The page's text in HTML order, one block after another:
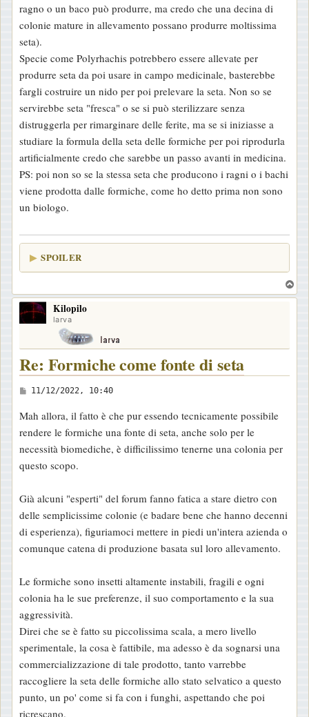
ragno o un baco può produrre, ma credo che una decina di
colonie mature in allevamento possano produrre moltissima
seta).
Specie come Polyrhachis potrebbero essere allevate per
produrre seta da poi usare in campo medicinale, basterebbe
fargli costruire un nido per poi prelevare la seta. Non so se
servirebbe seta "fresca" o se si può sterilizzare senza
distruggerla per rimarginare delle ferite, ma se si iniziasse a
studiare la formula della seta delle formiche per poi riprodurla
artificialmente credo che sarebbe un passo avanti in medicina.
PS: poi non so se la stessa seta che producono i ragni o i bachi
viene prodotta dalle formiche, come ho detto prima non sono
un biologo.
SPOILER
o
Kilopilo
larva
Re: Formiche come fonte di seta
M
s
s
a
g
i
o
11/12/2022, 10:40
Mah allora, il fatto è che pur essendo tecnicamente possibile
rendere le formiche una fonte di seta, anche solo per le
necessità biomediche, è difficilissimo tenerne una colonia per
questo scopo.
Già alcuni "esperti" del forum fanno fatica a stare dietro con
delle semplicissime colonie (e badare bene che hanno decenni
di esperienza), figuriamoci mettere in piedi un'intera azienda o
comunque catena di produzione basata sul loro allevamento.
Le formiche sono insetti altamente instabili, fragili e ogni
colonia ha le sue preferenze, il suo comportamento e la sua
aggressività.
Direi che se è fatto su piccolissima scala, a mero livello
sperimentale, la cosa è fattibile, ma adesso è da sognarsi una
commercializzazione di tale prodotto, tanto varrebbe
raccogliere la seta delle formiche allo stato selvatico a questo
punto, un po' come si fa con i funghi, aspettando che poi
ricrescano.